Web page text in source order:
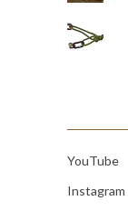
YouTube
Instagram